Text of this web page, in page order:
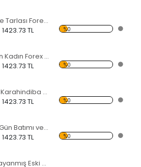
Kırmızı Lale Tarlası Forex Tablo
1423.73 TL %0
Keçi Süren Kadın Forex Tablo
1423.73 TL %0
Mor Işıkta Karahindiba Çiçeği Forex Tablo
1423.73 TL %0
Afrika'da Gün Batımı ve Fil Sürüsü Forex Tablo
1423.73 TL %0
Duvara Dayanmış Eski Bisiklet Forex Tablo